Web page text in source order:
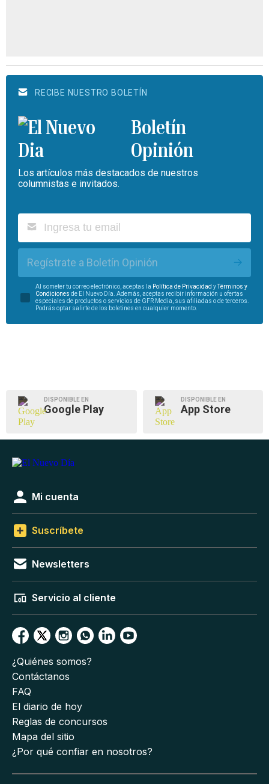
RECIBE NUESTRO BOLETÍN
Boletín
Opinión
Los artículos más destacados de nuestros
columnistas e invitados.
Regístrate a Boletín Opinión
Al someter tu correo electrónico, aceptas la Política de Privacidad yTérminos y
Condiciones de El Nuevo Día. Además, aceptas recibir información u ofertas
especiales de productos o servicios de GFR Media, sus afiliadas o de terceros.
Podrás optar salirte de los boletines en cualquier momento.
DISPONIBLE EN
Google Play
DISPONIBLE EN
App Store
Mi cuenta
Suscríbete
Newsletters
Servicio al cliente
¿Quiénes somos?
Contáctanos
FAQ
El diario de hoy
Reglas de concursos
Mapa del sitio
¿Por qué confiar en nosotros?